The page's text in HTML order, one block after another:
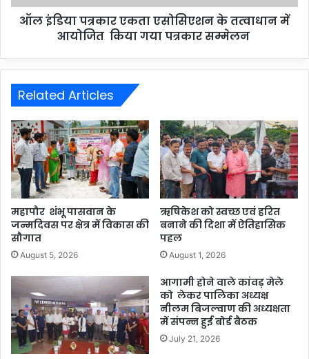
ऑल इंडिया पत्रकार एकता एसोसिएशन के तत्वाधान में
आयोजित किया गया पत्रकार सम्मेलन
Related Articles
महापौर शंभू पासवान के
जन्मदिवस पर क्षेत्र में विकास की
सौगात
August 5, 2026
ऋषिकेश को स्वच्छ एवं हरित
बनाने की दिशा में ऐतिहासिक
पहल
August 1, 2026
आगामी होने वाले कांवड़ मेले
को लेकर पालिका अध्यक्ष
नीलम बिजल्वाण की अध्यक्षता
में संपन्न हुई बोर्ड बैठक
July 21, 2026